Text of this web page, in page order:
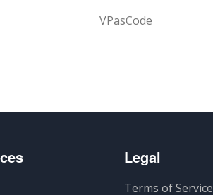
VPasCode
Legal
Terms of Service